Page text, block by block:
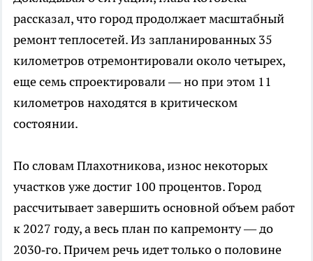
рассказал, что город продолжает масштабный
ремонт теплосетей. Из запланированных 35
километров отремонтировали около четырех,
еще семь спроектировали — но при этом 11
километров находятся в критическом
состоянии.
По словам Плахотникова, износ некоторых
участков уже достиг 100 процентов. Город
рассчитывает завершить основной объем работ
к 2027 году, а весь план по капремонту — до
2030‑го. Причем речь идет только о половине